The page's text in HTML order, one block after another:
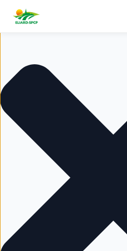
Gérer le consentement